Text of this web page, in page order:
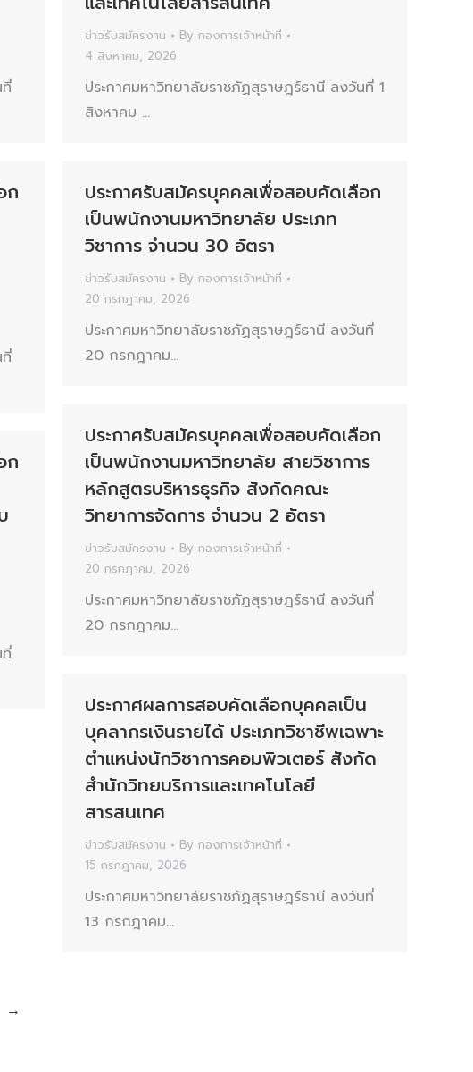
ข่าวรับสมัครงาน By กองการเจ้าหน้าที่
4 สิงหาคม, 2026
ประกาศมหาวิทยาลัยราชภัฏสุราษฎร์ธานี ลงวันที่ 1
สิงหาคม …
ก
ประกาศรับสมัครบุคคลเพื่อสอบคัดเลือก
เป็นพนักงานมหาวิทยาลัย ประเภท
วิชาการ จำนวน 30 อัตรา
ข่าวรับสมัครงาน By กองการเจ้าหน้าที่
20 กรกฎาคม, 2026
ประกาศมหาวิทยาลัยราชภัฏสุราษฎร์ธานี ลงวันที่
20 กรกฎาคม…
ประกาศรับสมัครบุคคลเพื่อสอบคัดเลือก
เป็นพนักงานมหาวิทยาลัย สายวิชาการ
หลักสูตรบริหารธุรกิจ สังกัดคณะ
วิทยาการจัดการ จำนวน 2 อัตรา
ข่าวรับสมัครงาน By กองการเจ้าหน้าที่
20 กรกฎาคม, 2026
ประกาศมหาวิทยาลัยราชภัฏสุราษฎร์ธานี ลงวันที่
20 กรกฎาคม…
ก
ประกาศผลการสอบคัดเลือกบุคคลเป็น
บุคลากรเงินรายได้ ประเภทวิชาชีพเฉพาะ
ตำแหน่งนักวิชาการคอมพิวเตอร์ สังกัด
สำนักวิทยบริการและเทคโนโลยี
สารสนเทศ
ข่าวรับสมัครงาน By กองการเจ้าหน้าที่
15 กรกฎาคม, 2026
ประกาศมหาวิทยาลัยราชภัฏสุราษฎร์ธานี ลงวันที่
13 กรกฎาคม…
→